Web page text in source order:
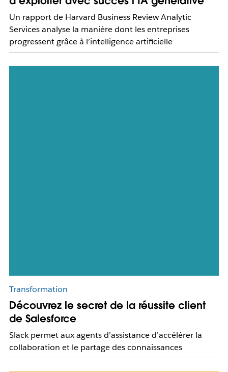
Un rapport de Harvard Business Review Analytic
Services analyse la manière dont les entreprises
progressent grâce à l’intelligence artificielle
Transformation
Découvrez le secret de la réussite client
de Salesforce
Slack permet aux agents d’assistance d’accélérer la
collaboration et le partage des connaissances